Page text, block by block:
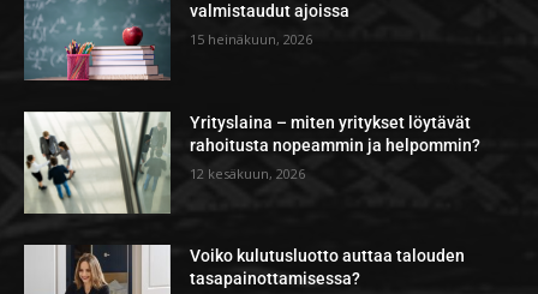
valmistaudut ajoissa
15 heinäkuun, 2026
Yrityslaina – miten yritykset löytävät
rahoitusta nopeammin ja helpommin?
12 kesäkuun, 2026
Voiko kulutusluotto auttaa talouden
tasapainottamisessa?